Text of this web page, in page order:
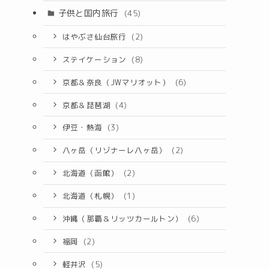
子供と国内旅行 (45)
はやぶさ仙台旅行 (2)
ステイケーション (8)
京都＆奈良（JWマリオット） (6)
京都＆琵琶湖 (4)
伊豆・熱海 (3)
八ヶ岳（リゾナーレ八ヶ岳） (2)
北海道（函館） (2)
北海道（札幌） (1)
沖縄（那覇＆リッツカールトン） (6)
福岡 (2)
軽井沢 (5)